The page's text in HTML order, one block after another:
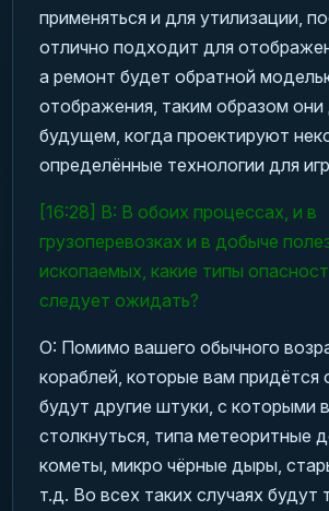
применяться и для утилизации,
отлично подходит для
а ремонт будет обратной
отображения, таким образом
будущем, когда проектируют
определённые технологии для
[16:28] В: В обоих процессах, и в
грузоперевозках и в добыче
ископаемых, какие типы
следует ожидать?
О: Помимо вашего обычного
кораблей, которые вам придётся
будут другие штуки, с которыми
столкнуться, типа метеоритные
кометы, микро чёрные дыры,
т.д. Во всех таких случаях будут